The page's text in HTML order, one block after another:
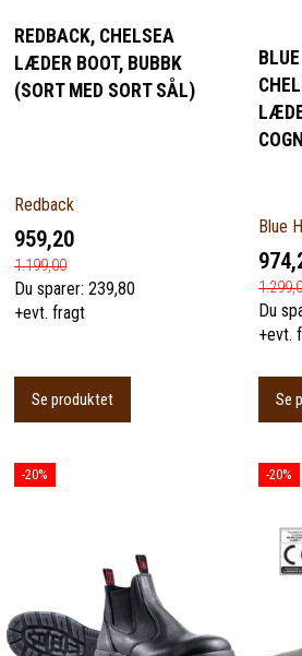
REDBACK, CHELSEA
LÆDER BOOT, BUBBK
(SORT MED SORT SÅL)
Redback
959,20
1.199,00
Du sparer: 239,80
+evt. fragt
Se produktet
Blue
Du
+evt.
Se
-20% -20%